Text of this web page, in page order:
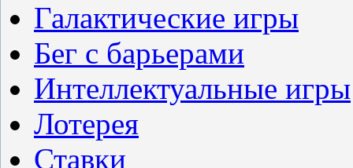
Галактические игры
Бег с барьерами
Интеллектуальные игры
Лотерея
Ставки